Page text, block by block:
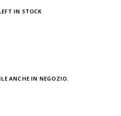
IN STOCK
ANCHE IN NEGOZIO.